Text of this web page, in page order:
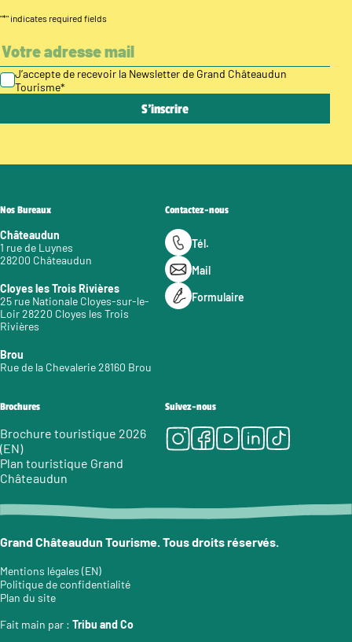
"*" indicates required fields
J’accepte de recevoir la Newsletter de Grand Châteaudun
Tourisme*
Nos Bureaux
Châteaudun
1 rue de Luynes
28200 Châteaudun
Cloyes les Trois Rivières
25 rue Nationale Cloyes-sur-le-
Loir 28220 Cloyes les Trois
Rivières
Brou
Rue de la Chevalerie 28160 Brou
Contactez-nous
Tél.
Mail
Formulaire
Brochures
Brochure touristique 2026
(EN)
Plan touristique Grand
Châteaudun
Suivez-nous
Instagram
Facebook
Youtube
LinkedIn
Tiktok
Grand Châteaudun Tourisme. Tous droits réservés.
Mentions légales (EN)
Politique de confidentialité
Plan du site
Fait main par : Tribu and Co